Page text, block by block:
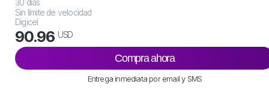
30 días
Sin límite de velocidad
Digicel
90.96 USD
Compra ahora
Entrega inmediata por email y SMS